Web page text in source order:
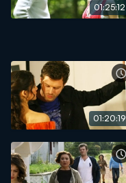
01:25:12
01:20:19